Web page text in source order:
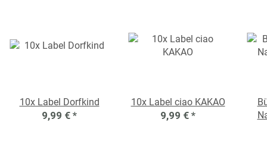
10x Label Dorfkind
9,99 € *
10x Label ciao KAKAO
9,99 € *